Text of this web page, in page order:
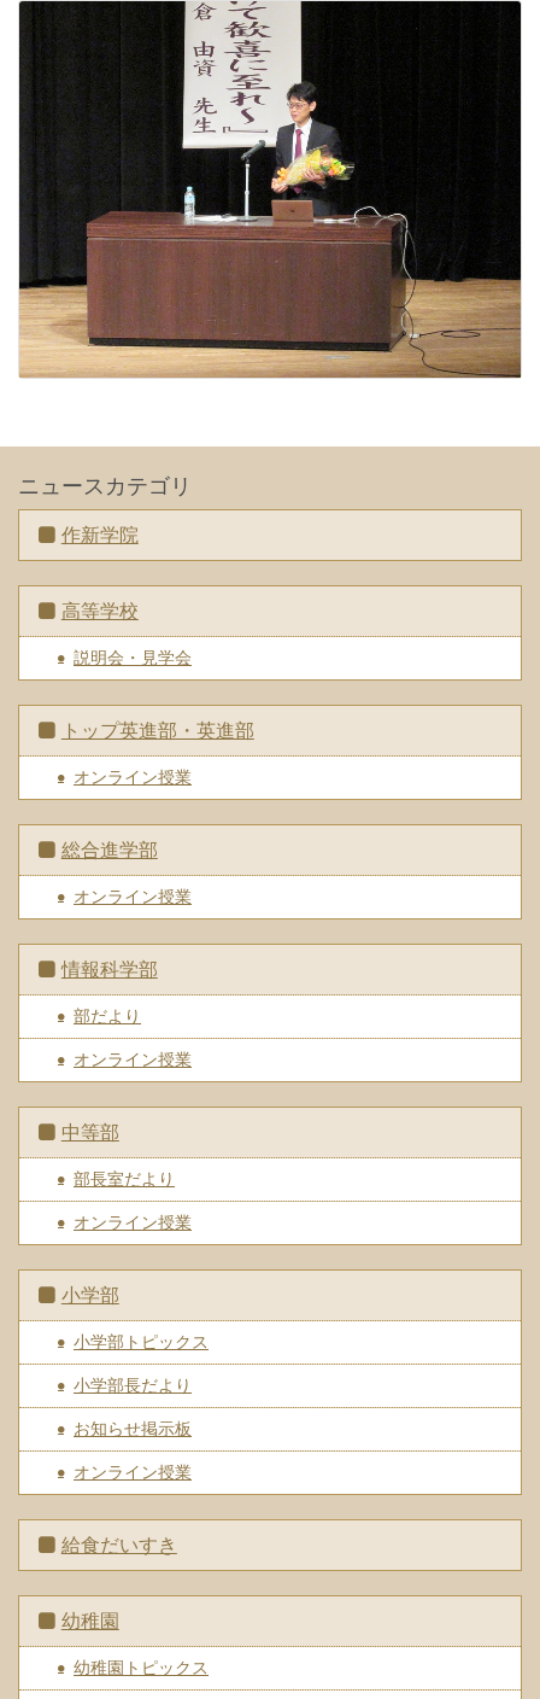
ニュースカテゴリ
作新学院
高等学校
説明会・見学会
トップ英進部・英進部
オンライン授業
総合進学部
オンライン授業
情報科学部
部だより
オンライン授業
中等部
部長室だより
オンライン授業
小学部
小学部トピックス
小学部長だより
お知らせ掲示板
オンライン授業
給食だいすき
幼稚園
幼稚園トピックス